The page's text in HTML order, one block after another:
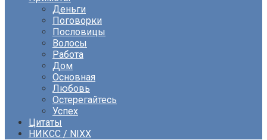
Деньги
Поговорки
Пословицы
Волосы
Работа
Дом
Основная
Любовь
Остерегайтесь
Успех
Цитаты
НИКСС / NIXX